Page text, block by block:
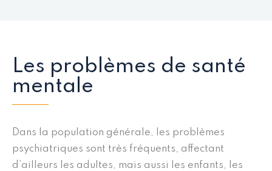
Les problèmes de santé
mentale
Dans la population générale, les problèmes
psychiatriques sont très fréquents, affectant
d’ailleurs les adultes, mais aussi les enfants, les